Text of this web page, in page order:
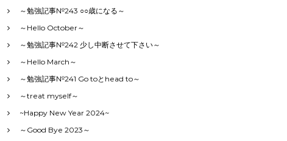
～勉強記事№243 ○○歳になる～
～Hello October～
～勉強記事№242 少し中断させて下さい～
～Hello March～
～勉強記事№241 Go toとhead to～
～treat myself～
~Happy New Year 2024~
～Good Bye 2023～